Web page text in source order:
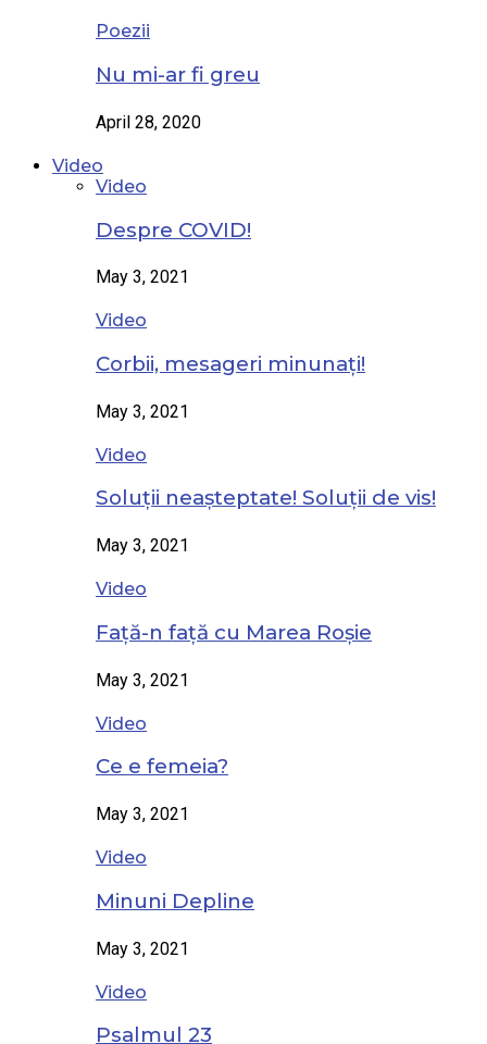
Poezii
Nu mi-ar fi greu
April 28, 2020
Video
Video
Despre COVID!
May 3, 2021
Video
Corbii, mesageri minunați!
May 3, 2021
Video
Soluții neașteptate! Soluții de vis!
May 3, 2021
Video
Față-n față cu Marea Roșie
May 3, 2021
Video
Ce e femeia?
May 3, 2021
Video
Minuni Depline
May 3, 2021
Video
Psalmul 23